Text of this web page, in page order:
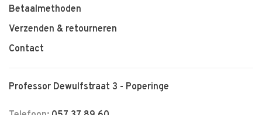
Betaalmethoden
Verzenden & retourneren
Contact
Professor Dewulfstraat 3 - Poperinge